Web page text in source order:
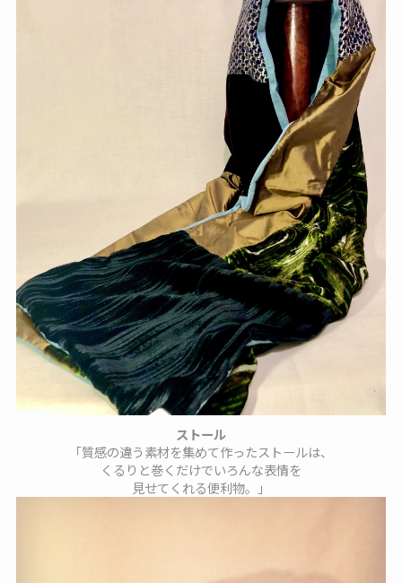
ストール
「質感の違う素材を集めて作ったストールは、
くるりと巻くだけでいろんな表情を
見せてくれる便利物。」